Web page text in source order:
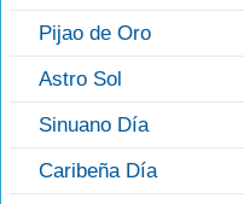
Pijao de Oro
Astro Sol
Sinuano Día
Caribeña Día